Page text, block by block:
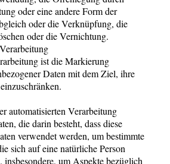
oder eine andere Form der
oder die Verknüpfung, die
oder die Vernichtung.
ist die Markierung
Daten mit dem Ziel, ihre
automatisierten Verarbeitung
die darin besteht, dass diese
verwendet werden, um bestimmte
sich auf eine natürliche Person
insbesondere, um Aspekte bezüglich